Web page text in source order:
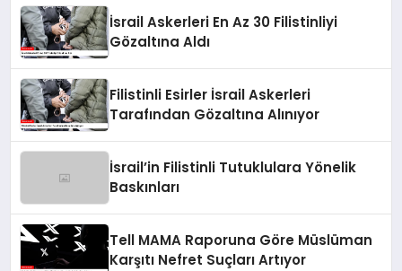
İsrail Askerleri En Az 30 Filistinliyi
Gözaltına Aldı
Filistinli Esirler İsrail Askerleri
Tarafından Gözaltına Alınıyor
İsrail’in Filistinli Tutuklulara Yönelik
Baskınları
Tell MAMA Raporuna Göre Müslüman
Karşıtı Nefret Suçları Artıyor